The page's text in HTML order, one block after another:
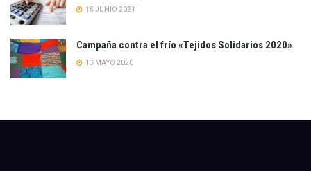
18 JUNIO 2021
Campaña contra el frío «Tejidos Solidarios 2020»
13 MAYO 2020